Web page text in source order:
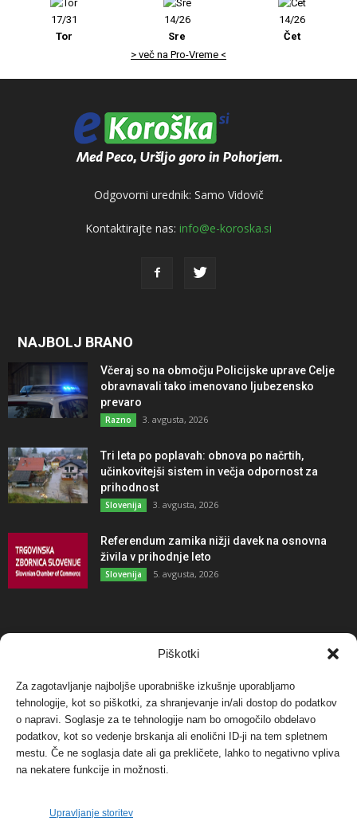
Piškotki
Za zagotavljanje najboljše uporabniške izkušnje uporabljamo
tehnologije, kot so piškotki, za shranjevanje in/ali dostop do podatkov
o napravi. Soglasje za te tehnologije nam bo omogočilo obdelavo
podatkov, kot so vedenje brskanja ali enolični ID-ji na tem spletnem
mestu. Če ne soglasja date ali ga prekličete, lahko to negativno vpliva
na nekatere funkcije in možnosti.
Upravljanje storitev
17/31
Tor
14/26
Sre
14/26
Čet
> več na Pro-Vreme <
Odgovorni urednik: Samo Vidovič
Kontaktirajte nas: info@e-koroska.si
NAJBOLJ BRANO
Včeraj so na območju Policijske uprave Celje
obravnavali tako imenovano ljubezensko
prevaro
Razno 3. avgusta, 2026
Tri leta po poplavah: obnova po načrtih,
učinkovitejši sistem in večja odpornost za
prihodnost
Slovenija 3. avgusta, 2026
Referendum zamika nižji davek na osnovna
živila v prihodnje leto
Slovenija 5. avgusta, 2026
NAJBOLJ KOMENTIRANO
Protest proti vetrnim elektrarnam na Ojstrici, v
svetu pa vedno bolj...
Dogodki 12. maja, 2017
Tožilstvo v Celovcu v korist elektrarnam
Verbund